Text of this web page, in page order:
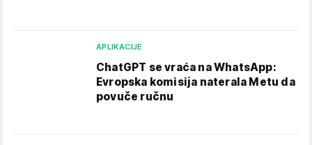
APLIKACIJE
ChatGPT se vraća na WhatsApp:
Evropska komisija naterala Metu da
povuče ručnu